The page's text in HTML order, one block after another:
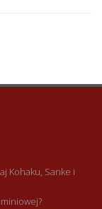
Kohaku, Sanke i